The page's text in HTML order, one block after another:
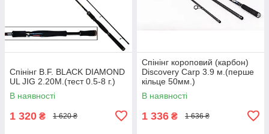
Спінінг B.F. BLACK DIAMOND
UL JIG 2.20M.(тест 0.5-8 г.)
В наявності
1 320 ₴ 1 620 ₴
Спінінг короповий (карбон)
Discovery Carp 3.9 м.(перше
кільце 50мм.)
В наявності
1 336 ₴ 1 636 ₴